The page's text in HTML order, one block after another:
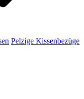
Pelzige Kissenbezüge